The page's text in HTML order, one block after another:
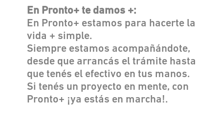
En Pronto+ te damos +:
En Pronto+ estamos para hacerte la
vida + simple.
Siempre estamos acompañándote,
desde que arrancás el trámite hasta
que tenés el efectivo en tus manos.
Si tenés un proyecto en mente, con
Pronto+ ¡ya estás en marcha!.